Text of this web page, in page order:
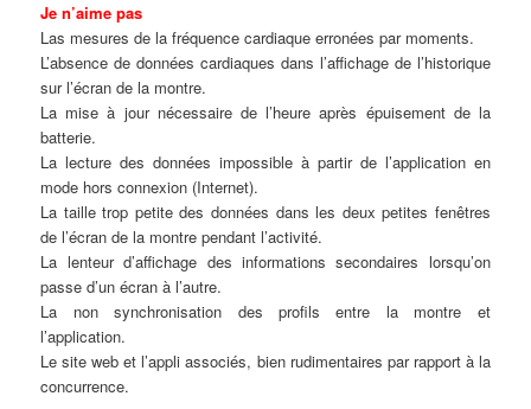
Je n’aime pas
Las mesures de la fréquence cardiaque erronées par moments.
L’absence de données cardiaques dans l’affichage de l’historique
sur l’écran de la montre.
La mise à jour nécessaire de l’heure après épuisement de la
batterie.
La lecture des données impossible à partir de l’application en
mode hors connexion (Internet).
La taille trop petite des données dans les deux petites fenêtres
de l’écran de la montre pendant l’activité.
La lenteur d’affichage des informations secondaires lorsqu’on
passe d’un écran à l’autre.
La non synchronisation des profils entre la montre et
l’application.
Le site web et l’appli associés, bien rudimentaires par rapport à la
concurrence.